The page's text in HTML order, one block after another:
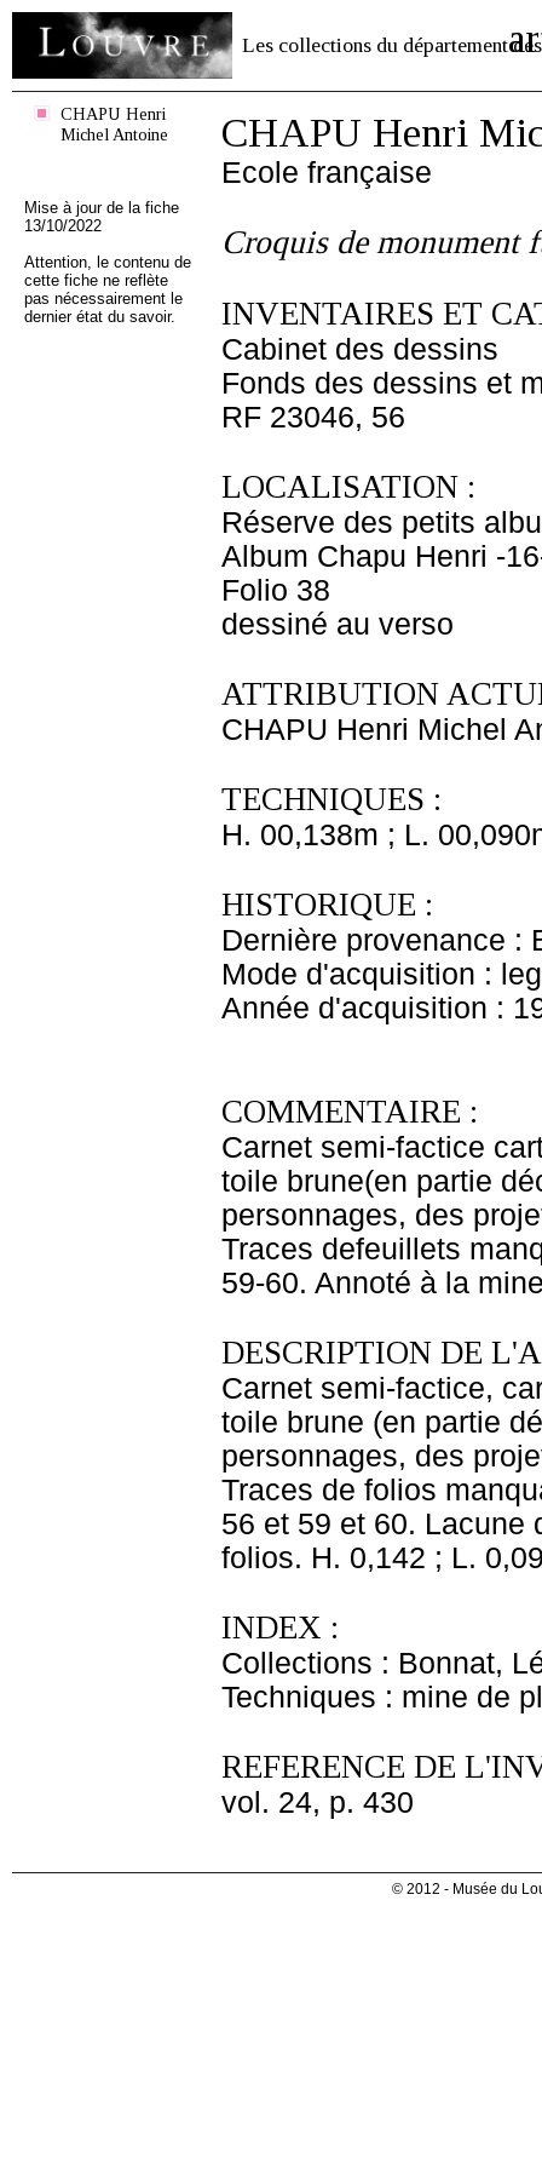
Les collections du département des
CHAPU Henri
Michel Antoine
Mise à jour de la fiche
13/10/2022
Attention, le contenu de
cette fiche ne reflète
pas nécessairement le
dernier état du savoir.
CHAPU Henri
Ecole française
Croquis de monument
INVENTAIRES ET
Cabinet des dessins
Fonds des dessins et
RF 23046, 56
LOCALISATION :
Réserve des petits
Album Chapu Henri -
Folio 38
dessiné au verso
ATTRIBUTION
CHAPU Henri Michel
TECHNIQUES :
H. 00,138m ; L.
HISTORIQUE :
Dernière provenance :
Mode d'acquisition :
Année d'acquisition :
COMMENTAIRE :
Carnet semi-factice
toile brune(en partie
personnages, des
Traces defeuillets
59-60. Annoté à la
DESCRIPTION DE
Carnet semi-factice,
toile brune (en partie
personnages, des
Traces de folios
56 et 59 et 60. Lacune
folios. H. 0,142 ; L.
INDEX :
Collections : Bonnat,
Techniques : mine de
REFERENCE DE
vol. 24, p. 430
© 2012 - Musée du